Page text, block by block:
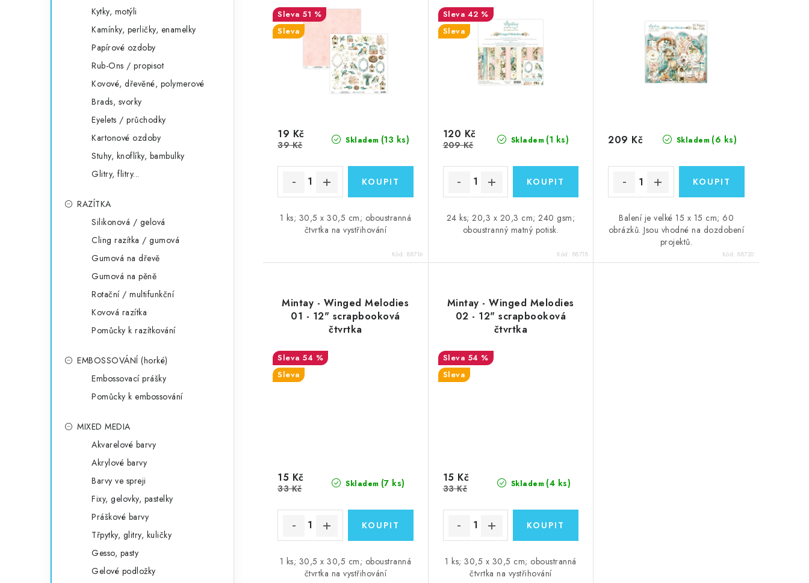
Kytky, motýli
Kamínky, perličky, enamelky
Papírové ozdoby
Rub-Ons / propisot
Kovové, dřevěné, polymerové
Brads, svorky
Eyelets / průchodky
Kartonové ozdoby
Stuhy, knoflíky, bambulky
Glitry, flitry...
RAZÍTKA
Silikonová / gelová
Cling razítka / gumová
Gumová na dřevě
Gumová na pěně
Rotační / multifunkční
Kovová razítka
Pomůcky k razítkování
EMBOSSOVÁNÍ (horké)
Embossovací prášky
Pomůcky k embossování
MIXED MEDIA
Akvarelové barvy
Akrylové barvy
Barvy ve spreji
Fixy, gelovky, pastelky
Práškové barvy
Třpytky, glitry, kuličky
Gesso, pasty
Gelové podložky
51 %
Sleva
Skladem (13 ks)
19 Kč
39 Kč
1 ks; 30,5 x 30,5 cm; oboustranná
čtvrtka na vystřihování
Kód:88716
42 %
Sleva
Skladem (1 ks)
120 Kč
209 Kč
24 ks; 20,3 x 20,3 cm; 240 gsm;
oboustranný matný potisk.
Kód: 88718
Skladem (6 ks)
209 Kč
Balení je velké 15 x 15 cm; 60
obrázků. Jsou vhodné na dozdobení
projektů.
Kód:88720
Mintay - Winged Melodies
01 - 12" scrapbooková
čtvrtka
54 %
Sleva
Skladem (7 ks)
15 Kč
33 Kč
1 ks; 30,5 x 30,5 cm; oboustranná
čtvrtka na vystřihování
Mintay - Winged Melodies
02 - 12" scrapbooková
čtvrtka
54 %
Sleva
Skladem (4 ks)
15 Kč
33 Kč
1 ks; 30,5 x 30,5 cm; oboustranná
čtvrtka na vystřihování